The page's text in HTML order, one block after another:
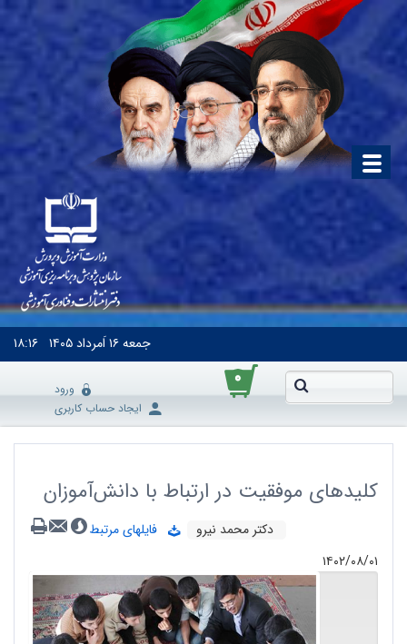
جمعه۱۶ اَمرداد ۱۴۰۵ ۱۸:۱۶
۰
ورود
ایجاد حساب کاربری
کلیدهای موفقیت در ارتباط با دانش‌آموزان
دکتر محمد نیرو
فایلهای مرتبط
۱۴۰۲/۰۸/۰۱